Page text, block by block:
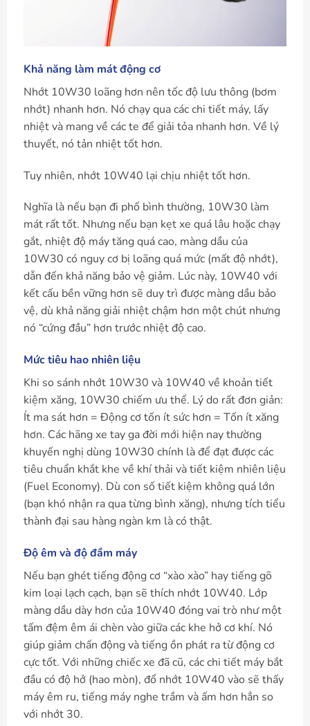
Khả năng làm mát động cơ
Nhớt 10W30 loãng hơn nên tốc độ lưu thông (bơm
nhớt) nhanh hơn. Nó chạy qua các chi tiết máy, lấy
nhiệt và mang về các te để giải tỏa nhanh hơn. Về lý
thuyết, nó tản nhiệt tốt hơn.
Tuy nhiên, nhớt 10W40 lại chịu nhiệt tốt hơn.
Nghĩa là nếu bạn đi phố bình thường, 10W30 làm
mát rất tốt. Nhưng nếu bạn kẹt xe quá lâu hoặc chạy
gắt, nhiệt độ máy tăng quá cao, màng dầu của
10W30 có nguy cơ bị loãng quá mức (mất độ nhớt),
dẫn đến khả năng bảo vệ giảm. Lúc này, 10W40 với
kết cấu bền vững hơn sẽ duy trì được màng dầu bảo
vệ, dù khả năng giải nhiệt chậm hơn một chút nhưng
nó “cứng đầu” hơn trước nhiệt độ cao.
Mức tiêu hao nhiên liệu
Khi so sánh nhớt 10W30 và 10W40 về khoản tiết
kiệm xăng, 10W30 chiếm ưu thế. Lý do rất đơn giản:
Ít ma sát hơn = Động cơ tốn ít sức hơn = Tốn ít xăng
hơn. Các hãng xe tay ga đời mới hiện nay thường
khuyến nghị dùng 10W30 chính là để đạt được các
tiêu chuẩn khắt khe về khí thải và tiết kiệm nhiên liệu
(Fuel Economy). Dù con số tiết kiệm không quá lớn
(bạn khó nhận ra qua từng bình xăng), nhưng tích tiểu
thành đại sau hàng ngàn km là có thật.
Độ êm và độ đầm máy
Nếu bạn ghét tiếng động cơ “xào xào” hay tiếng gõ
kim loại lạch cạch, bạn sẽ thích nhớt 10W40. Lớp
màng dầu dày hơn của 10W40 đóng vai trò như một
tấm đệm êm ái chèn vào giữa các khe hở cơ khí. Nó
giúp giảm chấn động và tiếng ồn phát ra từ động cơ
cực tốt. Với những chiếc xe đã cũ, các chi tiết máy bắt
đầu có độ hở (hao mòn), đổ nhớt 10W40 vào sẽ thấy
máy êm ru, tiếng máy nghe trầm và ấm hơn hẳn so
với nhớt 30.